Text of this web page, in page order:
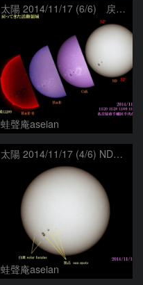
太陽 2014/11/17 (6/6) 戻ってきた活動領域
蛙聲庵aseian
太陽 2014/11/17 (4/6) ND 戻ってきた活動領域
蛙聲庵aseian